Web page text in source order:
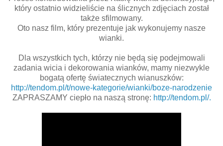
który ostatnio widzieliście na ślicznych zdjęciach został
także sfilmowany.
Oto nasz film, który prezentuje jak wykonujemy nasze
wianki.
Dla wszystkich tych, którzy nie będą się podejmowali
zadania wicia i dekorowania wianków, mamy niezwykle
bogatą ofertę światecznych wianuszków:
http://tendom.pl/t/nowe-kategorie/wianki/boze-narodzenie
ZAPRASZAMY ciepło na naszą stronę: http://tendom.pl/.